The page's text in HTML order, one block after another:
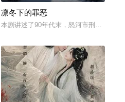
和黄鹰等人开始筹备建立冀南银行，手
，楚父以死鸣冤。楚家大小姐楚梓鸢带
一场精心策划的“夏令营”完成复仇的
凛冬下的罪恶
本剧讲述了90年代末，怒河市刑侦支队